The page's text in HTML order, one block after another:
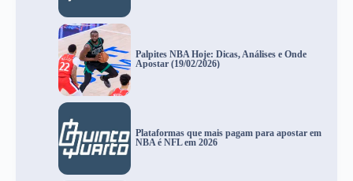
Palpites NBA Hoje: Dicas, Análises e Onde
Apostar (19/02/2026)
Plataformas que mais pagam para apostar em
NBA é NFL em 2026